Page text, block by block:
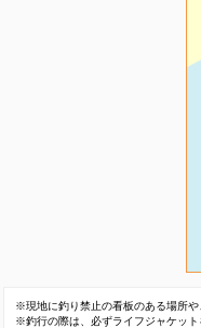
※現地に釣り禁止の看板のある場所や
※釣行の際は、必ずライフジャケット